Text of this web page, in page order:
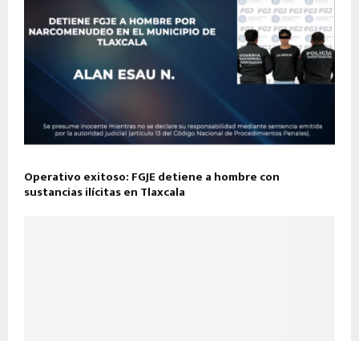
Operativo exitoso: FGJE detiene a hombre con
sustancias ilícitas en Tlaxcala